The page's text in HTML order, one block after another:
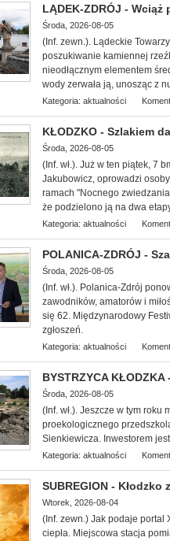
LĄDEK-ZDRÓJ -
Środa, 2026-08-05
(Inf. zewn.). Lądeckie Towarzy
poszukiwanie kamiennej
nieodłącznym elementem
wody zerwała ją, unosząc z
Kategoria: aktualności
KŁODZKO - Szlakiem
Środa, 2026-08-05
(Inf. wł.). Już w ten piątek, 7
Jakubowicz, oprowadzi
ramach "Nocnego
że podzielono ją na dwa
Kategoria: aktualności
POLANICA-ZDRÓJ -
Środa, 2026-08-05
(Inf. wł.). Polanica-Zdrój
zawodników, amatorów i
się 62. Międzynarodowy
zgłoszeń.
Kategoria: aktualności
BYSTRZYCA
Środa, 2026-08-05
(Inf. wł.). Jeszcze w tym roku
proekologicznego
Sienkiewicza. Inwestorem
Kategoria: aktualności
SUBREGION -
Wtorek, 2026-08-04
(Inf. zewn.) Jak podaje portal
ciepła. Miejscowa stacja